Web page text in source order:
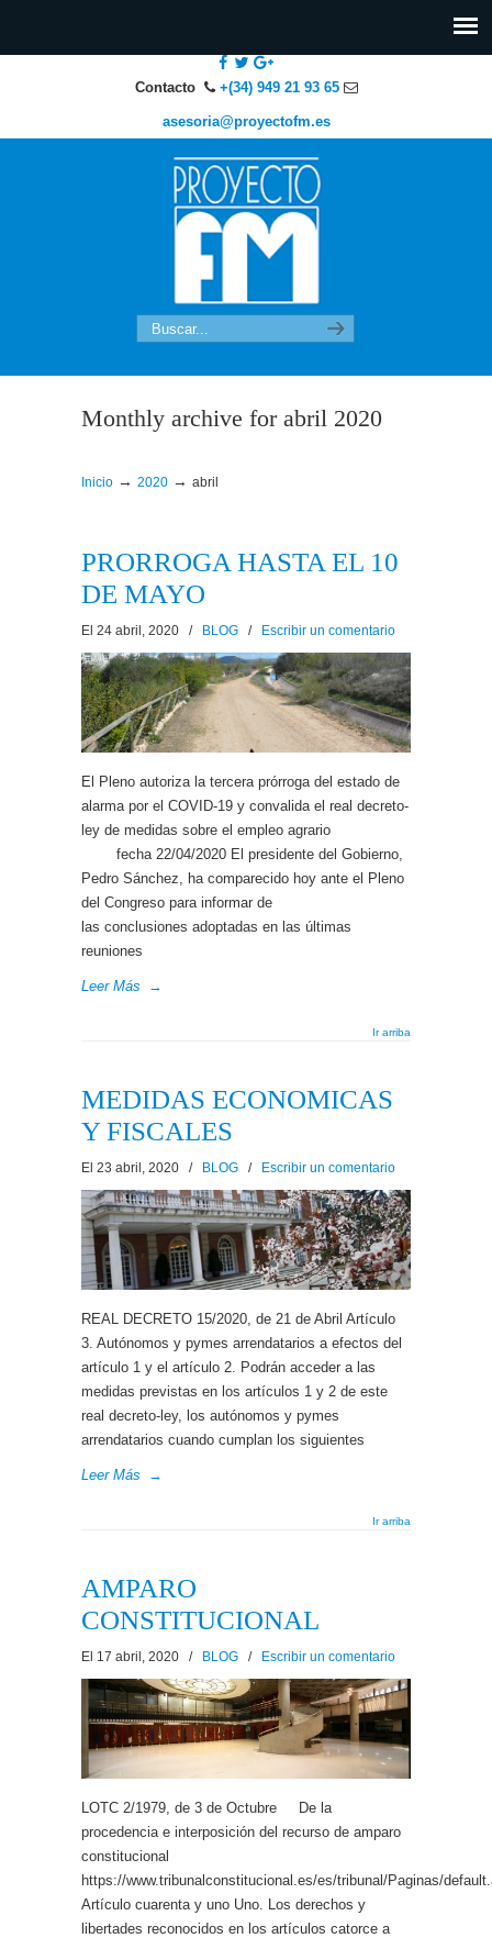
Contacto +(34) 949 21 93 65
asesoria@proyectofm.es
Monthly archive for abril 2020
Inicio → 2020 → abril
PRORROGA HASTA EL 10
DE MAYO
El 24 abril, 2020 / BLOG / Escribir un comentario
El Pleno autoriza la tercera prórroga del estado de
alarma por el COVID-19 y convalida el real decreto-
ley de medidas sobre el empleo agrario
fecha 22/04/2020 El presidente del Gobierno,
Pedro Sánchez, ha comparecido hoy ante el Pleno
del Congreso para informar de
las conclusiones adoptadas en las últimas
reuniones
Leer Más →
Ir arriba
MEDIDAS ECONOMICAS
Y FISCALES
El 23 abril, 2020 / BLOG / Escribir un comentario
REAL DECRETO 15/2020, de 21 de Abril Artículo
3. Autónomos y pymes arrendatarios a efectos del
artículo 1 y el artículo 2. Podrán acceder a las
medidas previstas en los artículos 1 y 2 de este
real decreto-ley, los autónomos y pymes
arrendatarios cuando cumplan los siguientes
Leer Más →
Ir arriba
AMPARO
CONSTITUCIONAL
El 17 abril, 2020 / BLOG / Escribir un comentario
LOTC 2/1979, de 3 de Octubre De la
procedencia e interposición del recurso de amparo
constitucional
https://www.tribunalconstitucional.es/es/tribunal/Paginas/
Artículo cuarenta y uno Uno. Los derechos y
libertades reconocidos en los artículos catorce a